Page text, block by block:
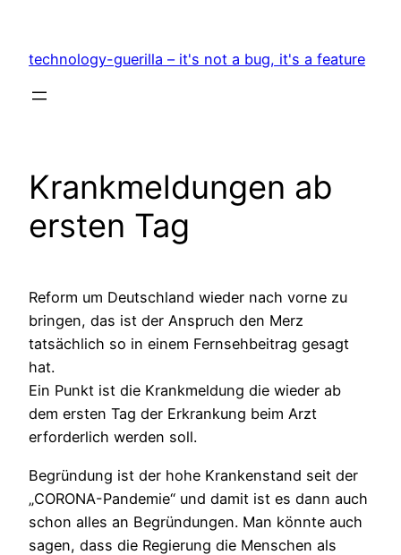
springen
technology-guerilla – it's not a bug, it's a feature
Krankmeldungen ab
ersten Tag
Reform um Deutschland wieder nach vorne zu
bringen, das ist der Anspruch den Merz
tatsächlich so in einem Fernsehbeitrag gesagt
hat.
Ein Punkt ist die Krankmeldung die wieder ab
dem ersten Tag der Erkrankung beim Arzt
erforderlich werden soll.
Begründung ist der hohe Krankenstand seit der
„CORONA-Pandemie“ und damit ist es dann auch
schon alles an Begründungen. Man könnte auch
sagen, dass die Regierung die Menschen als